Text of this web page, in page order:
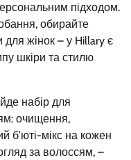
підходом.
обирайте
для жінок – у Hillary є
шкіри та стилю
набір для
очищення,
б’юті-мікс на кожен
за волоссям, –